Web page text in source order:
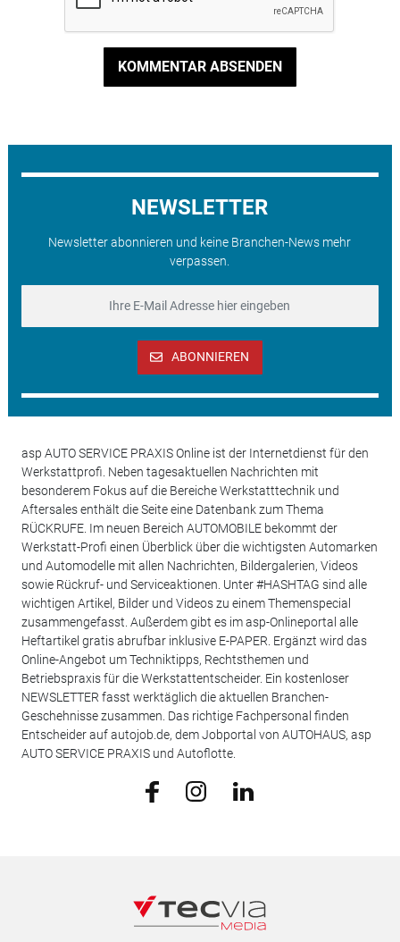
KOMMENTAR ABSENDEN
NEWSLETTER
Newsletter abonnieren und keine Branchen-News mehr
verpassen.
ABONNIEREN
asp AUTO SERVICE PRAXIS Online ist der Internetdienst für den
Werkstattprofi. Neben tagesaktuellen Nachrichten mit
besonderem Fokus auf die Bereiche Werkstatttechnik und
Aftersales enthält die Seite eine Datenbank zum Thema
RÜCKRUFE. Im neuen Bereich AUTOMOBILE bekommt der
Werkstatt-Profi einen Überblick über die wichtigsten Automarken
und Automodelle mit allen Nachrichten, Bildergalerien, Videos
sowie Rückruf- und Serviceaktionen. Unter #HASHTAG sind alle
wichtigen Artikel, Bilder und Videos zu einem Themenspecial
zusammengefasst. Außerdem gibt es im asp-Onlineportal alle
Heftartikel gratis abrufbar inklusive E-PAPER. Ergänzt wird das
Online-Angebot um Techniktipps, Rechtsthemen und
Betriebspraxis für die Werkstattentscheider. Ein kostenloser
NEWSLETTER fasst werktäglich die aktuellen Branchen-
Geschehnisse zusammen. Das richtige Fachpersonal finden
Entscheider auf autojob.de, dem Jobportal von AUTOHAUS, asp
AUTO SERVICE PRAXIS und Autoflotte.